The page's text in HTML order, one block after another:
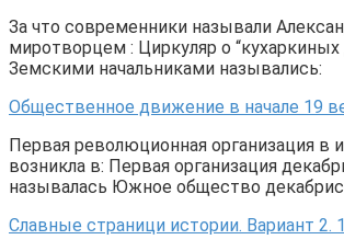
За что современники называли
миротворцем : Циркуляр о “кухаркиных
Земскими начальниками назывались:
Общественное движение в начале 19
Первая революционная организация в
возникла в: Первая организация
называлась Южное общество
Славные страници истории. Вариант 2.